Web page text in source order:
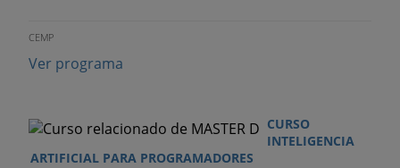
- Precursores transaccionales.
CEMP
Ver programa
CURSO
INTELIGENCIA
ARTIFICIAL PARA PROGRAMADORES